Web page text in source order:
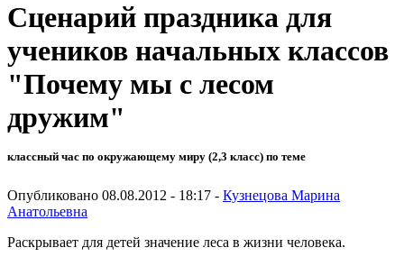
Сценарий праздника для
учеников начальных классов
"Почему мы с лесом
дружим"
классный час по окружающему миру (2,3 класс) по теме
Опубликовано 08.08.2012 - 18:17 - Кузнецова Марина
Анатольевна
Раскрывает для детей значение леса в жизни человека.